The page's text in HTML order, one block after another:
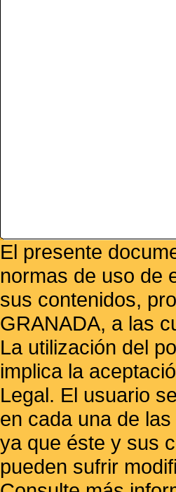
El presente
normas de uso de
sus contenidos,
GRANADA, a las
La utilización del
implica la
Legal. El usuario
en cada una de
ya que éste y sus
pueden sufrir